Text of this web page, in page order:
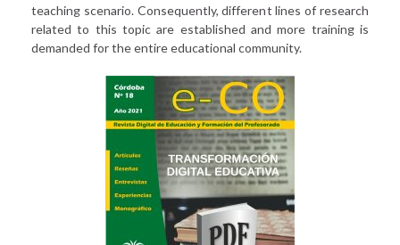
teaching scenario. Consequently, different lines of research
related to this topic are established and more training is
demanded for the entire educational community.